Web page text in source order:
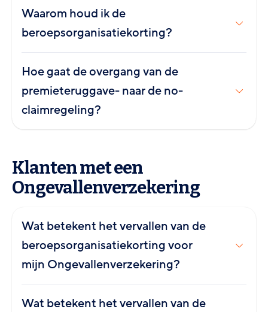
Waarom houd ik de
beroepsorganisatiekorting?
Hoe gaat de overgang van de
premieteruggave- naar de no-
claimregeling?
Klanten met een
Ongevallenverzekering
Wat betekent het vervallen van de
beroepsorganisatiekorting voor
mijn Ongevallenverzekering?
Wat betekent het vervallen van de